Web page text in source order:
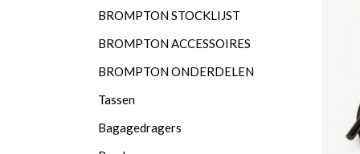
BROMPTON STOCKLIJST
BROMPTON ACCESSOIRES
BROMPTON ONDERDELEN
Tassen
Bagagedragers